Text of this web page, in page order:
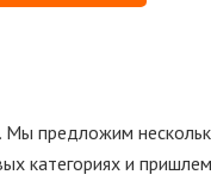
предложим
категориях и